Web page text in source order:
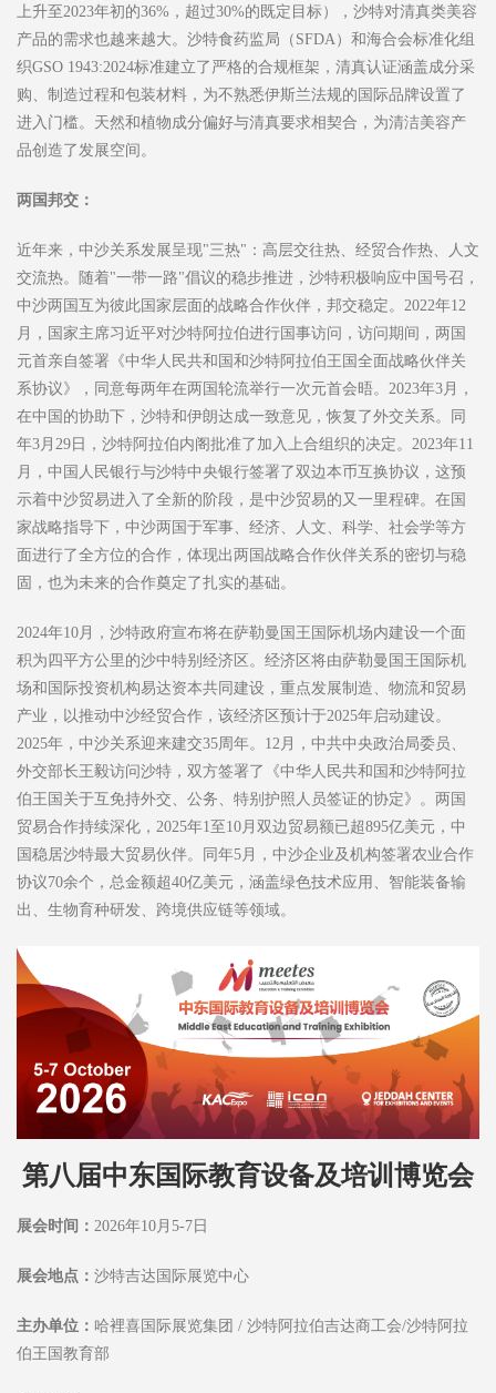
上升至2023年初的36%，超过30%的既定目标），沙特对清真类美容
产品的需求也越来越大。沙特食药监局（SFDA）和海合会标准化组
织GSO 1943:2024标准建立了严格的合规框架，清真认证涵盖成分采
购、制造过程和包装材料，为不熟悉伊斯兰法规的国际品牌设置了
进入门槛。天然和植物成分偏好与清真要求相契合，为清洁美容产
品创造了发展空间。
两国邦交：
近年来，中沙关系发展呈现"三热"：高层交往热、经贸合作热、人文
交流热。随着"一带一路"倡议的稳步推进，沙特积极响应中国号召，
中沙两国互为彼此国家层面的战略合作伙伴，邦交稳定。2022年12
月，国家主席习近平对沙特阿拉伯进行国事访问，访问期间，两国
元首亲自签署《中华人民共和国和沙特阿拉伯王国全面战略伙伴关
系协议》，同意每两年在两国轮流举行一次元首会晤。2023年3月，
在中国的协助下，沙特和伊朗达成一致意见，恢复了外交关系。同
年3月29日，沙特阿拉伯内阁批准了加入上合组织的决定。2023年11
月，中国人民银行与沙特中央银行签署了双边本币互换协议，这预
示着中沙贸易进入了全新的阶段，是中沙贸易的又一里程碑。在国
家战略指导下，中沙两国于军事、经济、人文、科学、社会学等方
面进行了全方位的合作，体现出两国战略合作伙伴关系的密切与稳
固，也为未来的合作奠定了扎实的基础。
2024年10月，沙特政府宣布将在萨勒曼国王国际机场内建设一个面
积为四平方公里的沙中特别经济区。经济区将由萨勒曼国王国际机
场和国际投资机构易达资本共同建设，重点发展制造、物流和贸易
产业，以推动中沙经贸合作，该经济区预计于2025年启动建设。
2025年，中沙关系迎来建交35周年。12月，中共中央政治局委员、
外交部长王毅访问沙特，双方签署了《中华人民共和国和沙特阿拉
伯王国关于互免持外交、公务、特别护照人员签证的协定》。两国
贸易合作持续深化，2025年1至10月双边贸易额已超895亿美元，中
国稳居沙特最大贸易伙伴。同年5月，中沙企业及机构签署农业合作
协议70余个，总金额超40亿美元，涵盖绿色技术应用、智能装备输
出、生物育种研发、跨境供应链等领域。
第八届中东国际教育设备及培训博览会
展会时间： 2026年10月5-7日
展会地点： 沙特吉达国际展览中心
主办单位： 哈裡喜国际展览集团 / 沙特阿拉伯吉达商工会/沙特阿拉
伯王国教育部